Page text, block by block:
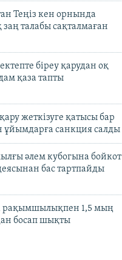
Теңіз кен орнында
талабы сақталмаған
біреу қарудан оқ
қаза тапты
жеткізуге қатысы бар
ұйымдарға санкция салды
әлем кубогына бойкот
бас тартпайды
рақымшылықпен 1,5 мың
босап шықты